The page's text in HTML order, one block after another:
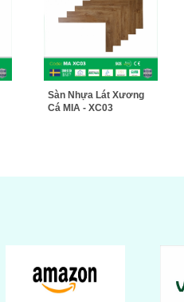
Sàn Nhựa Lát Xương
Cá MIA - XC03